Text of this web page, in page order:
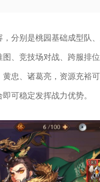
分别是桃园基础成型队
、竞技场对战、跨服排
忠、诸葛亮，资源充裕
可稳定发挥战力优势。